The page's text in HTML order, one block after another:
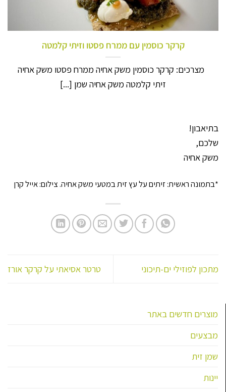
קרקר כוסמין עם ממרח פסטו וזיתי קלמטה
מצרכים: קרקר כוסמין משק אחיה ממרח פסטו משק אחיה
זיתי קלמטה משק אחיה שמן [...]
בתיאבון!
שלכם,
משק אחיה
*בתמונה ראשית: זיתים על עץ זית במטעי משק אחיה. צילום: אייל קרן
מתכון לפוזילי ים-תיכוני טרטר אסיאתי על קרקר אורז
מוצרים חדשים באתר
מבצעים
שמן זית
יינות